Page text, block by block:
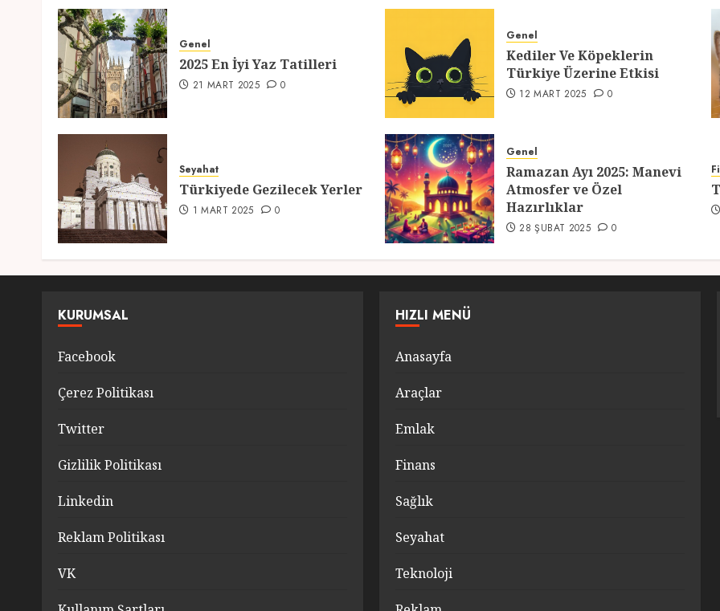
Genel
2025 En İyi Yaz Tatilleri
21 MART 2025 0
Genel
Kediler Ve Köpeklerin
Türkiye Üzerine Etkisi
12 MART 2025 0
Seyahat
Türkiyede Gezilecek Yerler
1 MART 2025 0
Genel
Ramazan Ayı 2025: Manevi
Atmosfer ve Özel
Hazırlıklar
28 ŞUBAT 2025 0
KURUMSAL
Facebook
Çerez Politikası
Twitter
Gizlilik Politikası
Linkedin
Reklam Politikası
VK
HIZLI MENÜ
Anasayfa
Araçlar
Emlak
Finans
Sağlık
Seyahat
Teknoloji